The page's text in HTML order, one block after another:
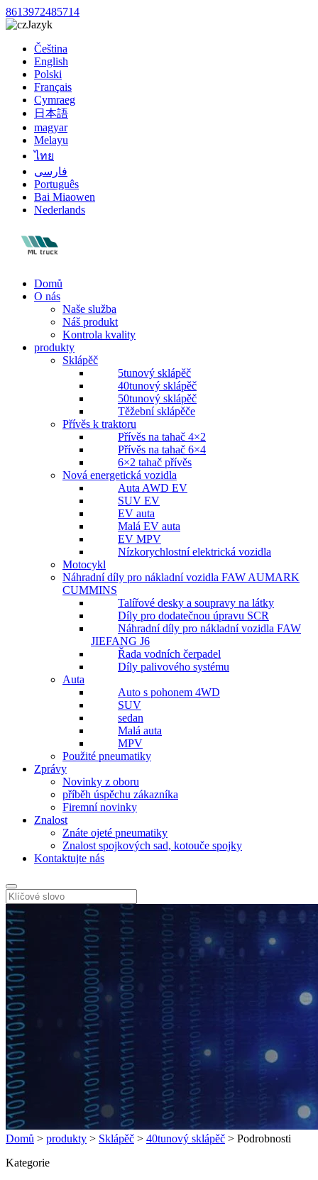
8613972485714
Jazyk
Čeština
English
Polski
Français
Cymraeg
日本語
magyar
Melayu
ไทย
فارسی
Português
Bai Miaowen
Nederlands
Domů
O nás
Naše služba
Náš produkt
Kontrola kvality
produkty
Sklápěč
5tunový sklápěč
40tunový sklápěč
50tunový sklápěč
Těžební sklápěče
Přívěs k traktoru
Přívěs na tahač 4×2
Přívěs na tahač 6×4
6×2 tahač přívěs
Nová energetická vozidla
Auta AWD EV
SUV EV
EV auta
Malá EV auta
EV MPV
Nízkorychlostní elektrická vozidla
Motocykl
Náhradní díly pro nákladní vozidla FAW AUMARK
CUMMINS
Talířové desky a soupravy na látky
Díly pro dodatečnou úpravu SCR
Náhradní díly pro nákladní vozidla FAW
JIEFANG J6
Řada vodních čerpadel
Díly palivového systému
Auta
Auto s pohonem 4WD
SUV
sedan
Malá auta
MPV
Použité pneumatiky
Zprávy
Novinky z oboru
příběh úspěchu zákazníka
Firemní novinky
Znalost
Znáte ojeté pneumatiky
Znalost spojkových sad, kotouče spojky
Kontaktujte nás
Domů > produkty > Sklápěč > 40tunový sklápěč > Podrobnosti
Kategorie